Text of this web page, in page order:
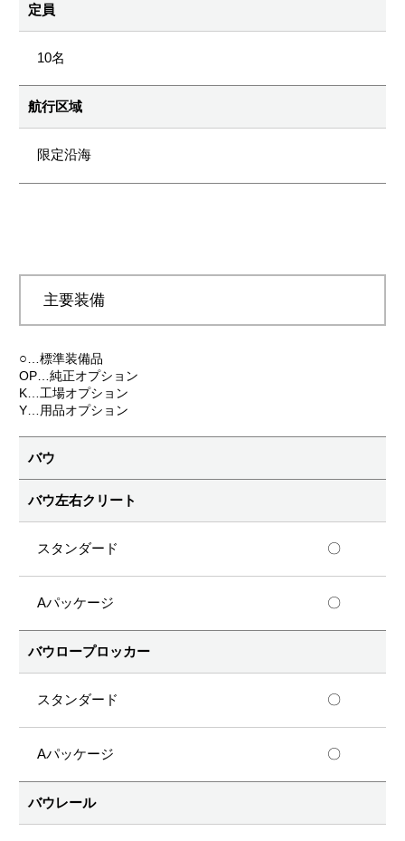
定員
10名
航行区域
限定沿海
主要装備
○ …標準装備品
OP…純正オプション
K…工場オプション
Y…用品オプション
バウ
バウ左右クリート
〇
〇
バウロープロッカー
〇
〇
バウレール